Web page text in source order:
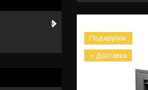
+ Доставка
Подарунок